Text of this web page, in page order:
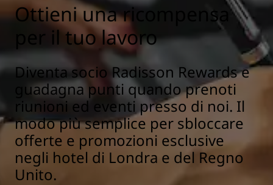
Ottieni una ricompensa
per il tuo lavoro
Diventa socio Radisson Rewards e
guadagna punti quando prenoti
riunioni ed eventi presso di noi. Il
modo più semplice per sbloccare
offerte e promozioni esclusive
negli hotel di Londra e del Regno
Unito.